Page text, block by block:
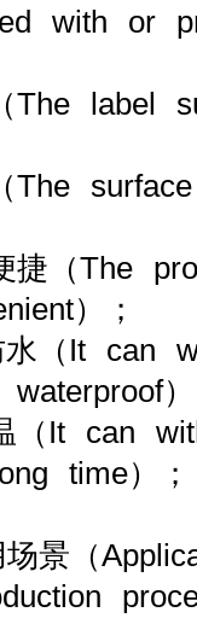
with or
The label
The
（The
）；
（It can
（It can
time）；
景（